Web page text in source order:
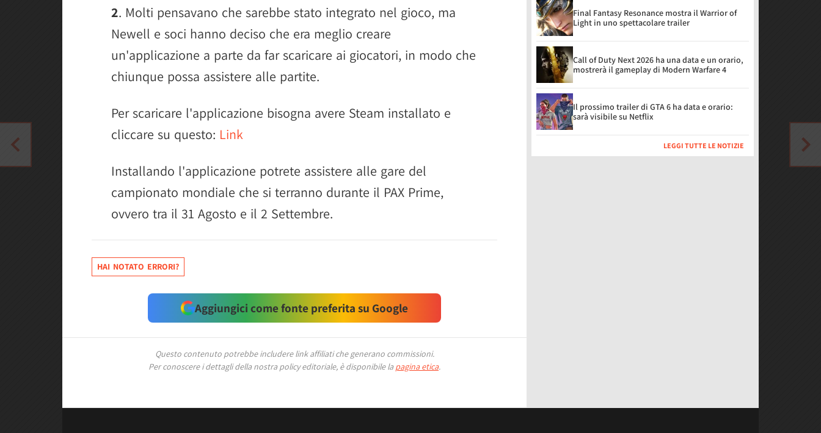
2. Molti pensavano che sarebbe stato integrato nel gioco, ma
Newell e soci hanno deciso che era meglio creare
un'applicazione a parte da far scaricare ai giocatori, in modo che
chiunque possa assistere alle partite.
Per scaricare l'applicazione bisogna avere Steam installato e
cliccare su questo: Link
Installando l'applicazione potrete assistere alle gare del
campionato mondiale che si terranno durante il PAX Prime,
ovvero tra il 31 Agosto e il 2 Settembre.
HAI NOTATO ERRORI?
Aggiungici come fonte preferita su Google
Questo contenuto potrebbe includere link affiliati che generano commissioni.
Per conoscere i dettagli della nostra policy editoriale, è disponibile la pagina etica.
Final Fantasy Resonance mostra il Warrior of
Light in uno spettacolare trailer
Call of Duty Next 2026 ha una data e un orario,
mostrerà il gameplay di Modern Warfare 4
Il prossimo trailer di GTA 6 ha data e orario:
sarà visibile su Netflix
LEGGI TUTTE LE NOTIZIE